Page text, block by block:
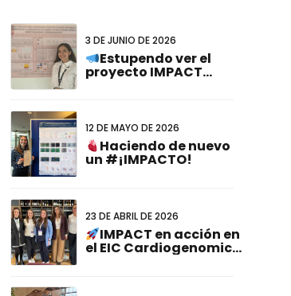
3 DE JUNIO DE 2026
Estupendo ver el
proyecto IMPACT
12 DE MAYO DE 2026
Haciendo de nuevo
un #¡IMPACTO!
23 DE ABRIL DE 2026
IMPACT en acción en
el EIC Cardiogenomics